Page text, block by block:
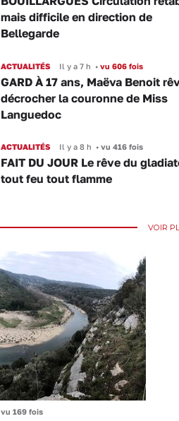
mais difficile en direction de
Bellegarde
ACTUALITÉS Il y a 7 h •vu 606 fois
GARD À 17 ans, Maëva Benoit
décrocher la couronne de Miss
Languedoc
ACTUALITÉS Il y a 8 h •vu 416 fois
FAIT DU JOUR Le rêve du
tout feu tout flamme
VOIR
vu 169 fois